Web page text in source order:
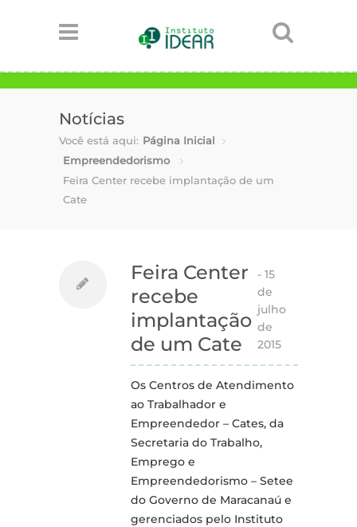
Notícias
Você está aqui: Página Inicial
Empreendedorismo
Feira Center recebe implantação de um
Cate
Feira Center
recebe
implantação
de um Cate
- 15
de
julho
de
2015
Os Centros de Atendimento
ao Trabalhador e
Empreendedor – Cates, da
Secretaria do Trabalho,
Emprego e
Empreendedorismo – Setee
do Governo de Maracanaú e
gerenciados pelo Instituto